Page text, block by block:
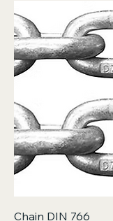
Chain DIN 766